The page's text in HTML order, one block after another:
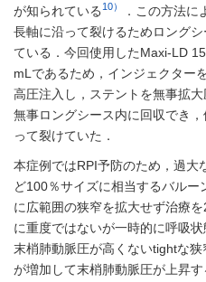
が知られている10）
．この方法に
長軸に沿って裂けるためロング
ている．今回使用したMaxi-LD
mLであるため，インジェクター
高圧注入し，ステントを無事拡
無事ロングシース内に回収でき
って裂けていた．
本症例ではRPI予防のため，過大
ど100％サイズに相当するバル
に広範囲の狭窄を拡大せず治療
に重度ではないが一時的に呼吸
末梢肺動脈圧が高くないtightな
が増加して末梢肺動脈圧が上昇